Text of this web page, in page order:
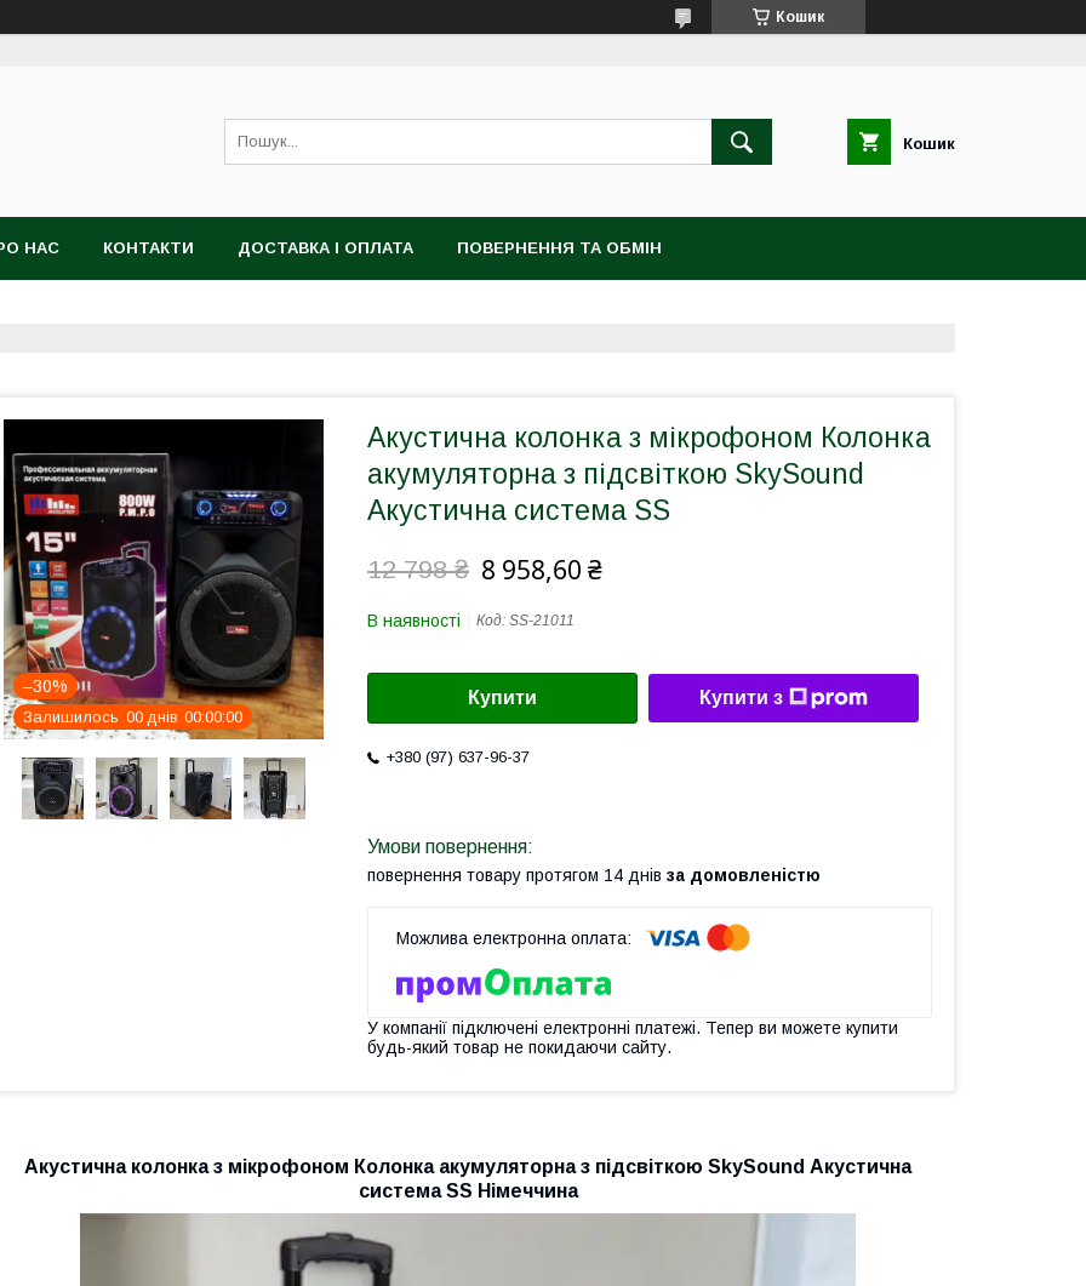
Кошик
Кошик
НАС КОНТАКТИ ДОСТАВКА І ОПЛАТА ПОВЕРНЕННЯ ТА ОБМIН
–30%
Залишилось 00 днів 00 00 00
Акустична колонка з мікрофоном Колонка
акумуляторна з підсвіткою SkySound
Акустична система SS
12 798 ₴ 8 958,60 ₴
В наявності Код: SS-21011
Купити Купити з
+380 (97) 637-96-37
повернення товару протягом 14 днів за домовленістю
У компанії підключені електронні платежі. Тепер ви можете купити
будь-який товар не покидаючи сайту.
Акустична колонка з мікрофоном Колонка акумуляторна з підсвіткою SkySound Акустична
система SS Німеччина